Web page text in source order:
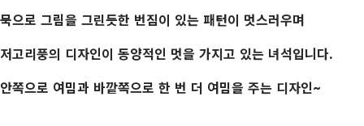
묵으로 그림을 그린듯한 번짐이 있는 패턴이 멋스러우며
저고리풍의 디자인이 동양적인 멋을 가지고 있는 녀석입니다.
안쪽으로 여밈과 바깥쪽으로 한 번 더 여밈을 주는 디자인~